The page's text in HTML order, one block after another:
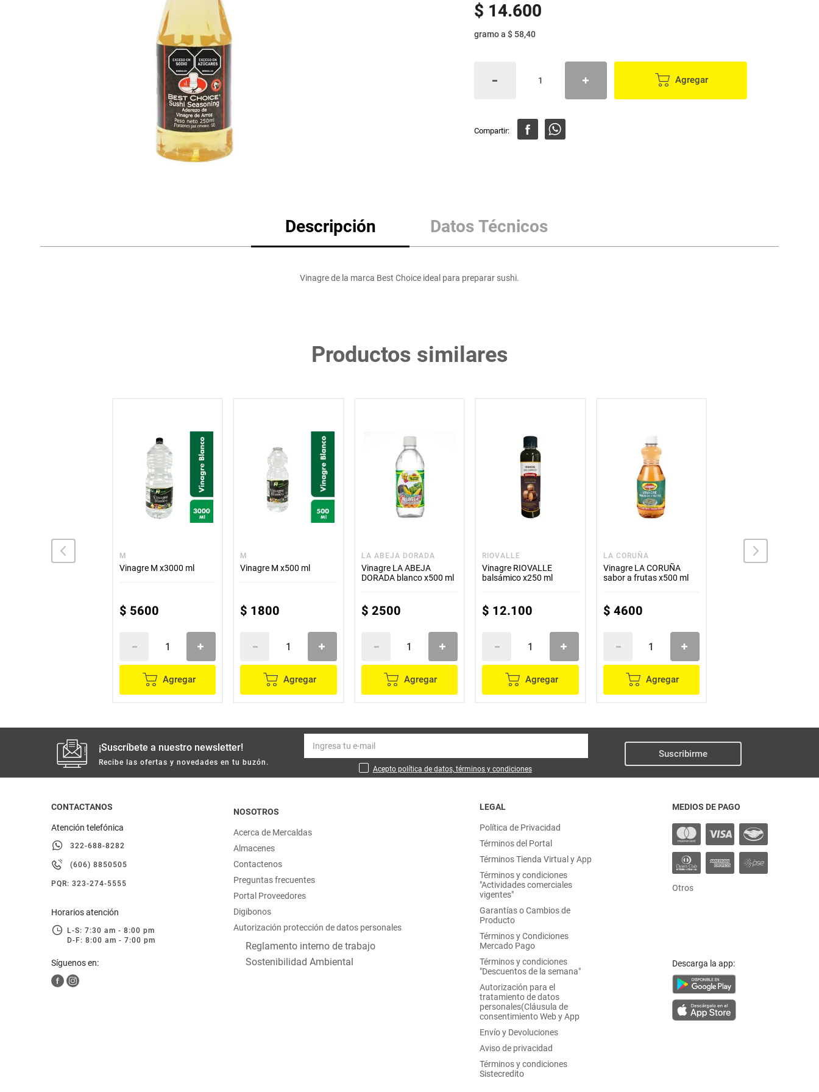
otros
$ 14.600
gramoa $ 58,40
Agregar
Descripción Datos Técnicos
Vinagre de la marca Best Choice ideal para preparar sushi.
Productos similares
M
Vinagre M x3000 ml
$ 5600
Agregar
M
Vinagre M x500 ml
$ 1800
Agregar
LA ABEJA DORADA
Vinagre LA ABEJA
DORADA blanco x500 ml
$ 2500
Agregar
RIOVALLE
Vinagre RIOVALLE
balsámico x250 ml
$ 12.100
Agregar
LA CORUÑA
Vinagre LA CORUÑA
sabor a frutas x500 ml
$ 4600
Agregar
COLAVITA
¡Suscríbete a nuestro newsletter!
Recibe las ofertas y novedades en tu buzón.
Acepto política de datos, términos y condiciones
Suscribirme
CONTACTANOS
Atención telefónica
322-688-8282
(606) 8850505
PQR: 323-274-5555
Horarios atención
L-S: 7:30 am - 8:00 pm
D-F: 8:00 am - 7:00 pm
Síguenos en:
NOSOTROS
Acerca de Mercaldas
Almacenes
Contactenos
Preguntas frecuentes
Portal Proveedores
Digibonos
Autorización protección de datos personales
Reglamento interno de trabajo
Sostenibilidad Ambiental
LEGAL
Política de Privacidad
Términos del Portal
Términos Tienda Virtual y App
Términos y condiciones
"Actividades comerciales
vigentes"
Garantías o Cambios de
Producto
Términos y Condiciones
Mercado Pago
Términos y condiciones
"Descuentos de la semana"
Autorización para el
tratamiento de datos
personales(Cláusula de
consentimiento Web y App
Envío y Devoluciones
Aviso de privacidad
Términos y condiciones
Sistecredito
MEDIOS DE PAGO
Otros
Descarga la app:
Mantequilla